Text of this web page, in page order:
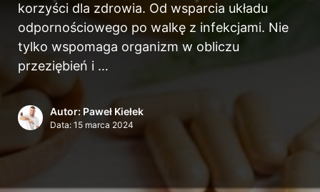
korzyści dla zdrowia. Od wsparcia układu
odpornościowego po walkę z infekcjami. Nie
tylko wspomaga organizm w obliczu
przeziębień i …
Autor: Paweł Kiełek
Data: 15 marca 2024